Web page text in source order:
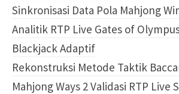
Sinkronisasi Data Pola Mahjong
Analitik RTP Live Gates of
Blackjack Adaptif
Rekonstruksi Metode Taktik
Mahjong Ways 2 Validasi RTP Live